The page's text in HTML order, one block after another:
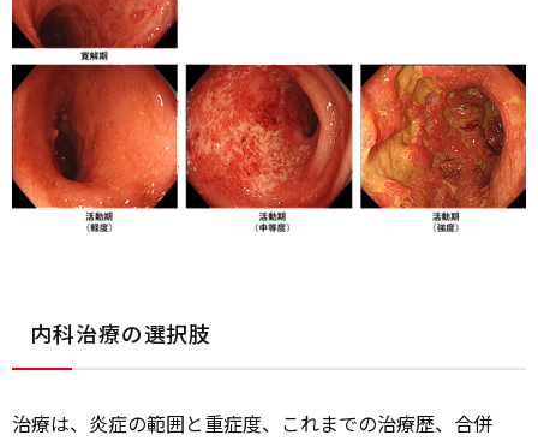
内科治療の選択肢
治療は、炎症の範囲と重症度、これまでの治療歴、合併